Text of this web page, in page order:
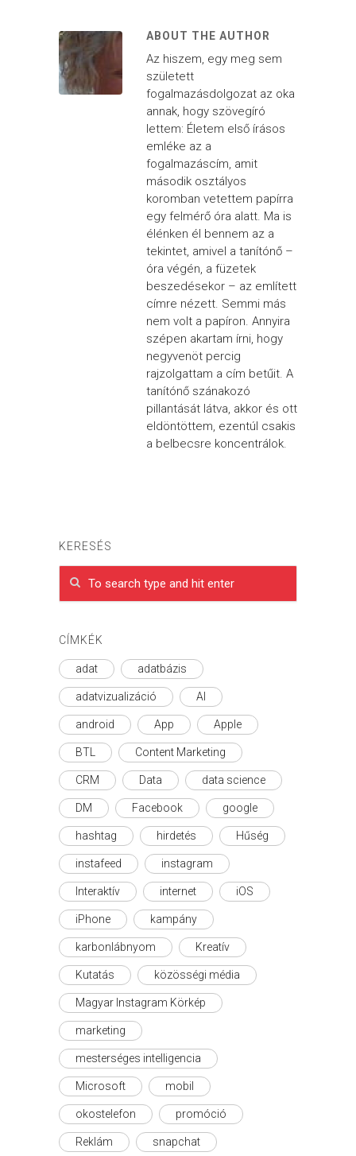
ABOUT THE AUTHOR
Az hiszem, egy meg sem
született
fogalmazásdolgozat az oka
annak, hogy szövegíró
lettem: Életem első írásos
emléke az a
fogalmazáscím, amit
második osztályos
koromban vetettem papírra
egy felmérő óra alatt. Ma is
élénken él bennem az a
tekintet, amivel a tanítónő –
óra végén, a füzetek
beszedésekor – az említett
címre nézett. Semmi más
nem volt a papíron. Annyira
szépen akartam írni, hogy
negyvenöt percig
rajzolgattam a cím betűit. A
tanítónő szánakozó
pillantását látva, akkor és ott
eldöntöttem, ezentúl csakis
a belbecsre koncentrálok.
KERESÉS
CÍMKÉK
adat adatbázis
adatvizualizáció AI
android App Apple
BTL Content Marketing
CRM Data data science
DM Facebook google
hashtag hirdetés Hűség
instafeed instagram
Interaktív internet iOS
iPhone kampány
karbonlábnyom Kreatív
Kutatás közösségi média
Magyar Instagram Körkép
marketing
mesterséges intelligencia
Microsoft mobil
okostelefon promóció
Reklám snapchat